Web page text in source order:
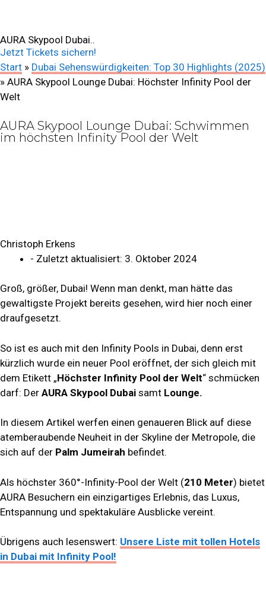
AURA Skypool Dubai..
Jetzt Tickets sichern!
Start » Dubai Sehenswürdigkeiten: Top 30 Highlights (2025)
» AURA Skypool Lounge Dubai: Höchster Infinity Pool der
Welt
AURA Skypool Lounge Dubai: Schwimmen
im höchsten Infinity Pool der Welt
Christoph Erkens
- Zuletzt aktualisiert: 3. Oktober 2024
Groß, größer, Dubai! Wenn man denkt, man hätte das
gewaltigste Projekt bereits gesehen, wird hier noch einer
draufgesetzt.
So ist es auch mit den Infinity Pools in Dubai, denn erst
kürzlich wurde ein neuer Pool eröffnet, der sich gleich mit
dem Etikett „Höchster Infinity Pool der Welt“ schmücken
darf: Der AURA Skypool Dubai samt Lounge.
In diesem Artikel werfen einen genaueren Blick auf diese
atemberaubende Neuheit in der Skyline der Metropole, die
sich auf der Palm Jumeirah befindet.
Als höchster 360°-Infinity-Pool der Welt (210 Meter) bietet
AURA Besuchern ein einzigartiges Erlebnis, das Luxus,
Entspannung und spektakuläre Ausblicke vereint.
Übrigens auch lesenswert: Unsere Liste mit tollen Hotels
in Dubai mit Infinity Pool!